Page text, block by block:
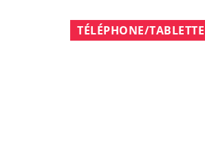
TÉLÉPHONE/TABLETTE